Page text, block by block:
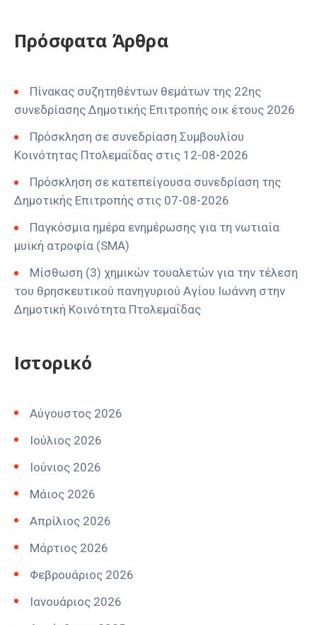
Πρόσφατα Άρθρα
Πίνακας συζητηθέντων θεμάτων της 22ης
συνεδρίασης Δημοτικής Επιτροπής οικ έτους 2026
Πρόσκληση σε συνεδρίαση Συμβουλίου
Κοινότητας Πτολεμαΐδας στις 12-08-2026
Πρόσκληση σε κατεπείγουσα συνεδρίαση της
Δημοτικής Επιτροπής στις 07-08-2026
Παγκόσμια ημέρα ενημέρωσης για τη νωτιαία
μυϊκή ατροφία (SMA)
Μίσθωση (3) χημικών τουαλετών για την τέλεση
του θρησκευτικού πανηγυριού Αγίου Ιωάννη στην
Δημοτική Κοινότητα Πτολεμαΐδας
Ιστορικό
Αύγουστος 2026
Ιούλιος 2026
Ιούνιος 2026
Μάιος 2026
Απρίλιος 2026
Μάρτιος 2026
Φεβρουάριος 2026
Ιανουάριος 2026